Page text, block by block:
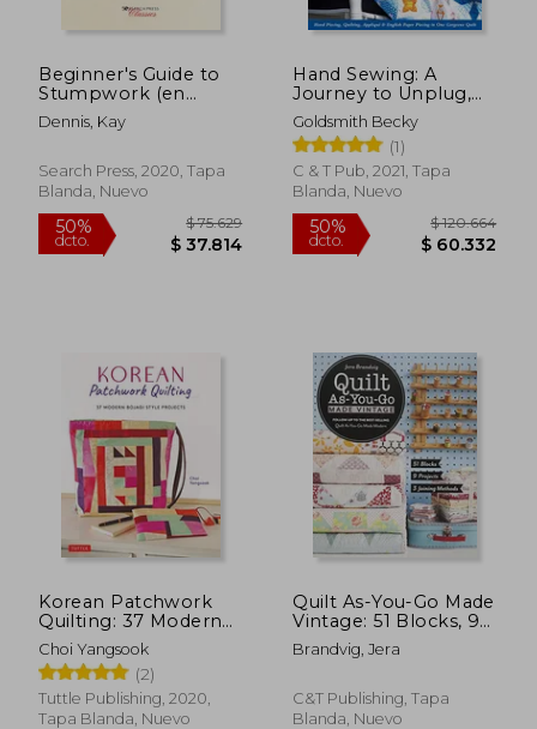
50% 50%
55% $ 82.045 50%
dcto.
Beginner's Guide to
Stumpwork (en
Inglés)
Dennis, Kay
Search Press, 2020, Tapa
Blanda, Nuevo
Hand Sewing: A
Journey to Unplug,
Slow Down & Learn
Something Old; Hand
Piecing, Quilting,
Appliqué & English
Paper Piecing in one
Inglés)
Goldsmith Becky
(1)
C & T Pub, 2021, Tapa
Blanda, Nuevo
Korean Patchwork
Quilting: 37 Modern
Bojagi Style Projects
(en Inglés)
Choi Yangsook
(2)
Tuttle Publishing, 2020,
Tapa Blanda, Nuevo
Quilt As-You-Go Made
Vintage: 51 Blocks, 9
Projects, 3 Joining
Methods (en Inglés)
Brandvig, Jera
C&T Publishing, Tapa
Blanda, Nuevo